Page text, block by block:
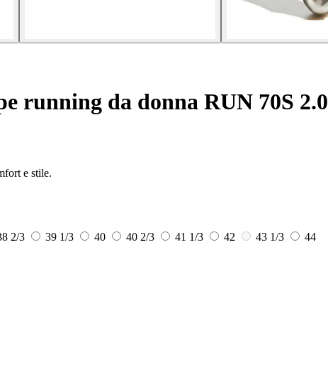
running da donna RUN 70S 2.0
e stile.
2/3 39 1/3 40 40 2/3 41 1/3 42 43 1/3
44